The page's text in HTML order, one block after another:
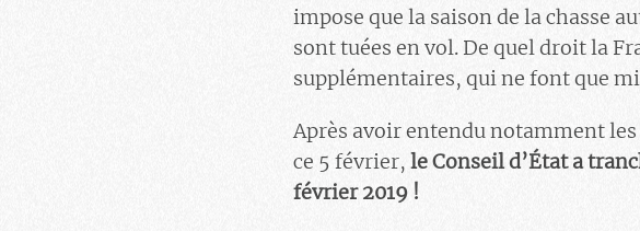
impose que la saison de la chasse
sont tuées en vol. De quel droit la
supplémentaires, qui ne font que
Après avoir entendu notamment les
ce 5 février, le Conseil d’État a
février 2019 !